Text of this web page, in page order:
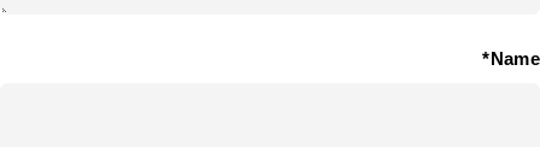
Name*